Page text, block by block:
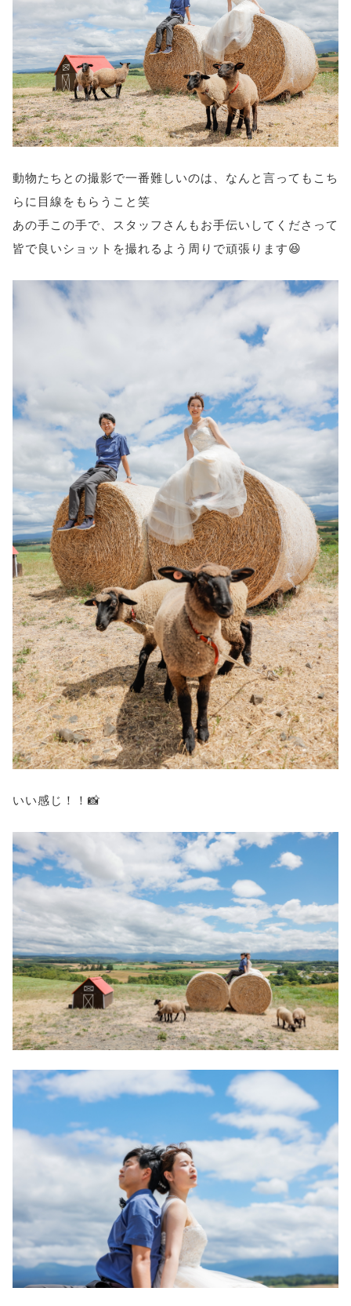
動物たちとの撮影で一番難しいのは、なんと言ってもこち
らに目線をもらうこと笑
あの手この手で、スタッフさんもお手伝いしてくださって
皆で良いショットを撮れるよう周りで頑張ります😆
いい感じ！！📸